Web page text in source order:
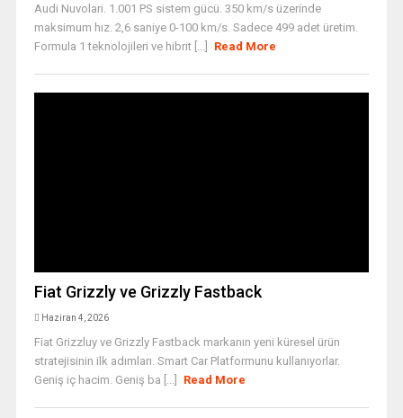
Audi Nuvolari. 1.001 PS sistem gücü. 350 km/s üzerinde
maksimum hız. 2,6 saniye 0-100 km/s. Sadece 499 adet üretim.
Formula 1 teknolojileri ve hibrit [...]
Read More
Fiat Grizzly ve Grizzly Fastback
Haziran 4, 2026
Fiat Grizzluy ve Grizzly Fastback markanın yeni küresel ürün
stratejisinin ilk adımları. Smart Car Platformunu kullanıyorlar.
Geniş iç hacim. Geniş ba [...]
Read More